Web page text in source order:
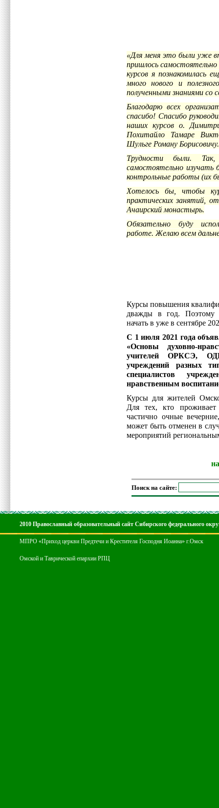
«Для меня это были уже
пришлось
курсов я познакомилась
много нового и
полученными знаниями со
Благодарю всех
спасибо! Спасибо
наших курсов о.
Похитайло Тамаре
Шульге Роману Борисовичу.
Трудности были. Так,
самостоятельно
контрольные работы (их
Хотелось бы, чтобы
практических занятий,
Ачаирский монастырь.
Обязательно буду
работе.Желаю всем
Курсы повышения
дважды в год. Поэтому
начать в уже в сентябре
С 1 июля 2021 года
«Основы духовно-
учителейОРКСЭ,
учреждений разных
специалистов
нравственным
Курсы для жителей
Для тех, кто проживает
частично очные
может быть отменен в
мероприятий
Поиск на сайте:
2010 Православный образовательный сайт Сибирского федерального
МПРО «Приход церкви Предтечи и Крестителя Господня Иоанна» г.Омск
Омской и Таврической епархии РПЦ